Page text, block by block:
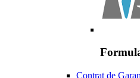
Contrat de